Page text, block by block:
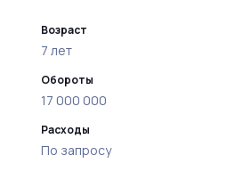
Возраст
7 лет
Обороты
17 000 000
Расходы
По запросу